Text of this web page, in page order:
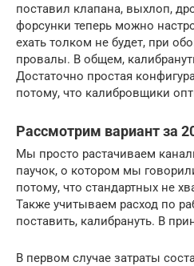
поставил клапана, выхлоп,
форсунки теперь можно
ехать толком не будет, при
провалы. В общем,
Достаточно простая
потому, что калибровщики
Рассмотрим вариант за
Мы просто растачиваем
паучок, о котором мы
потому, что стандартных не
Также учитываем расход по
поставить, калибрануть. В
В первом случае затраты